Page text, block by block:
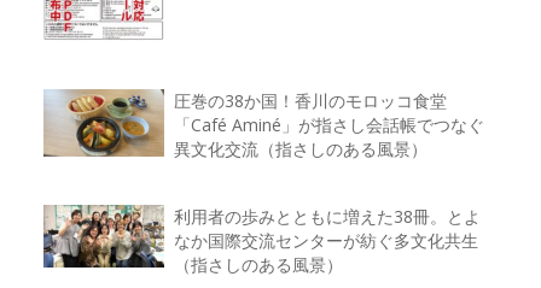
圧巻の38か国！香川のモロッコ食堂
「Café Aminé」が指さし会話帳でつなぐ
異文化交流（指さしのある風景）
利用者の歩みとともに増えた38冊。とよ
なか国際交流センターが紡ぐ多文化共生
（指さしのある風景）